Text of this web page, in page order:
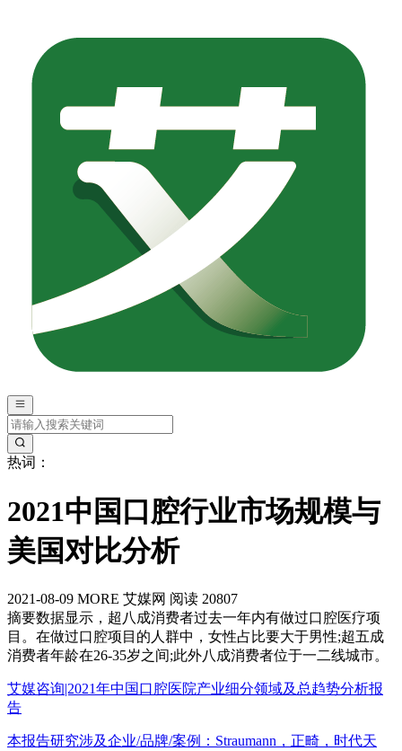
热词：
2021中国口腔行业市场规模与
美国对比分析
2021-08-09 MORE 艾媒网 阅读 20807
摘要数据显示，超八成消费者过去一年内有做过口腔医疗项
目。在做过口腔项目的人群中，女性占比要大于男性;超五成
消费者年龄在26-35岁之间;此外八成消费者位于一二线城市。
艾媒咨询|2021年中国口腔医院产业细分领域及总趋势分析报
告
本报告研究涉及企业/品牌/案例：Straumann，正畸，时代天